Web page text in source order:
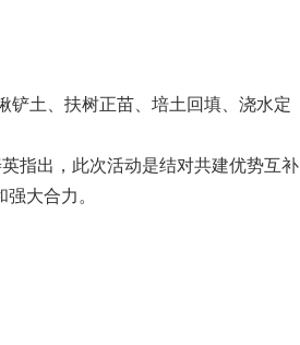
铲土、扶树正苗、培土回填、浇水定
指出，此次活动是结对共建优势互补
大合力。